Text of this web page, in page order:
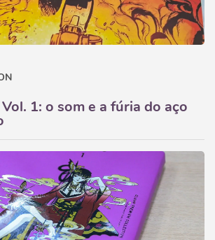
1: o som e a fúria do aço